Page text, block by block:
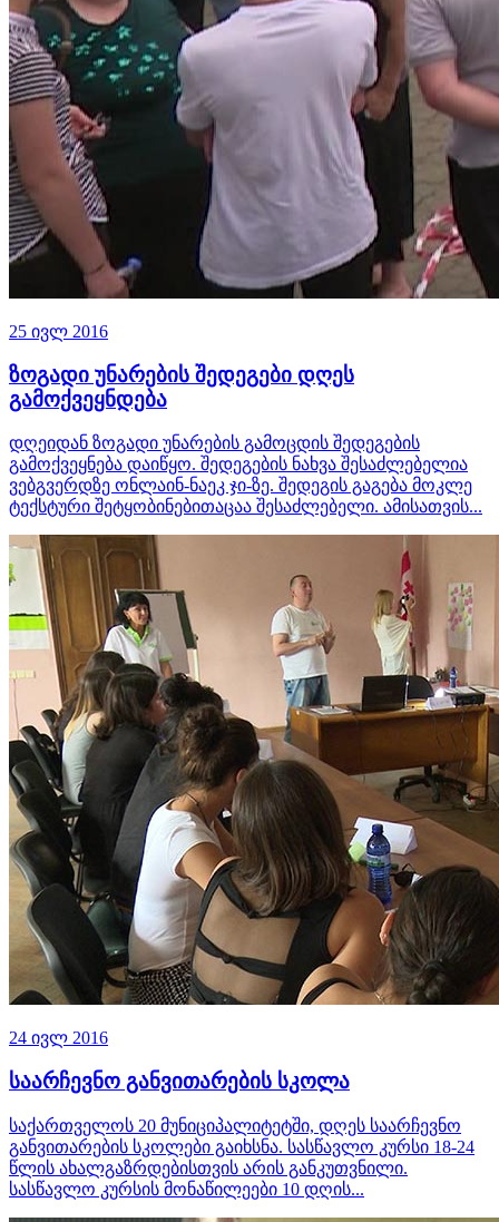
25 ივლ 2016
ზოგადი უნარების შედეგები დღეს
გამოქვეყნდება
დღეიდან ზოგადი უნარების გამოცდის შედეგების
გამოქვეყნება დაიწყო. შედეგების ნახვა შესაძლებელია
ვებგვერდზე ონლაინ-ნაეკ ჯი-ზე. შედეგის გაგება მოკლე
ტექსტური შეტყობინებითაცაა შესაძლებელი. ამისათვის...
24 ივლ 2016
საარჩევნო განვითარების სკოლა
საქართველოს 20 მუნიციპალიტეტში, დღეს საარჩევნო
განვითარების სკოლები გაიხსნა. სასწავლო კურსი 18-24
წლის ახალგაზრდებისთვის არის განკუთვნილი.
სასწავლო კურსის მონაწილეები 10 დღის...